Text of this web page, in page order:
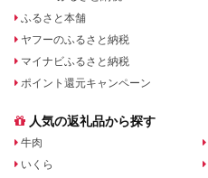
ふるさと本舗
ヤフーのふるさと納税
マイナビふるさと納税
ポイント還元キャンペーン
人気の返礼品から探す
牛肉
いくら